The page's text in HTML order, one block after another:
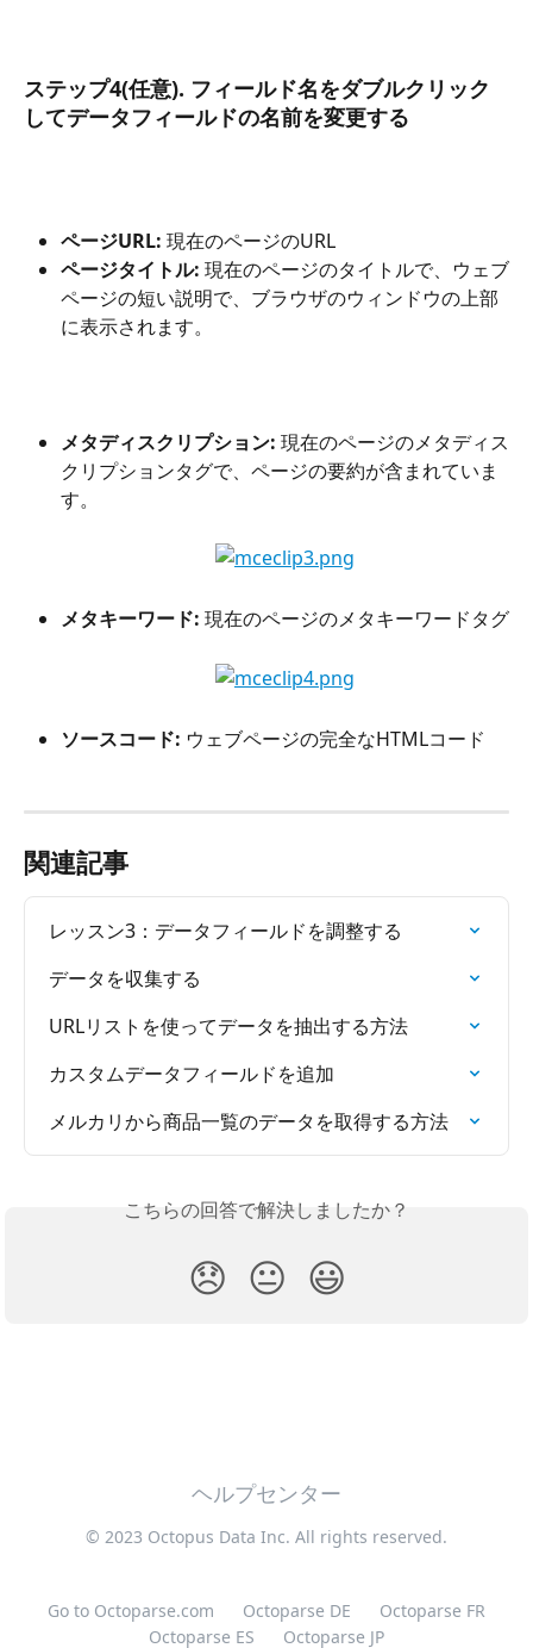
ステップ4(任意). フィールド名をダブルクリック
してデータフィールドの名前を変更する
ページURL: 現在のページのURL
ページタイトル: 現在のページのタイトルで、ウェブ
ページの短い説明で、ブラウザのウィンドウの上部
に表示されます。
メタディスクリプション: 現在のページのメタディス
クリプションタグで、ページの要約が含まれていま
す。
メタキーワード: 現在のページのメタキーワードタグ
ソースコード: ウェブページの完全なHTMLコード
関連記事
レッスン3：データフィールドを調整する
データを収集する
URLリストを使ってデータを抽出する方法
カスタムデータフィールドを追加
メルカリから商品一覧のデータを取得する方法
こちらの回答で解決しましたか？
😞 😐 😃
ヘルプセンター
© 2023 Octopus Data Inc. All rights reserved.
Go to Octoparse.com Octoparse DE
Octoparse FR
Octoparse ES
Octoparse JP